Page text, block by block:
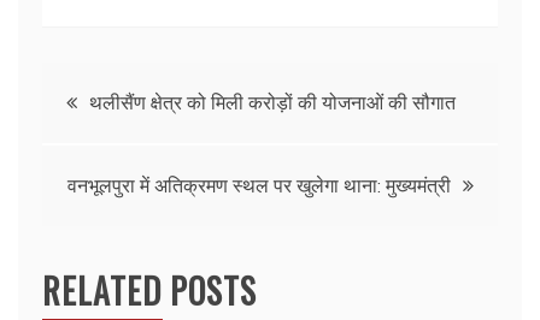
b
o
A
p
Postथलीसैंण क्षेत्र को मिली करोड़ों की योजनाओं की सौगात
वनभूलपुरा में अतिक्रमण स्थल पर खुलेगा थाना: मुख्यमंत्री
RELATED POSTS